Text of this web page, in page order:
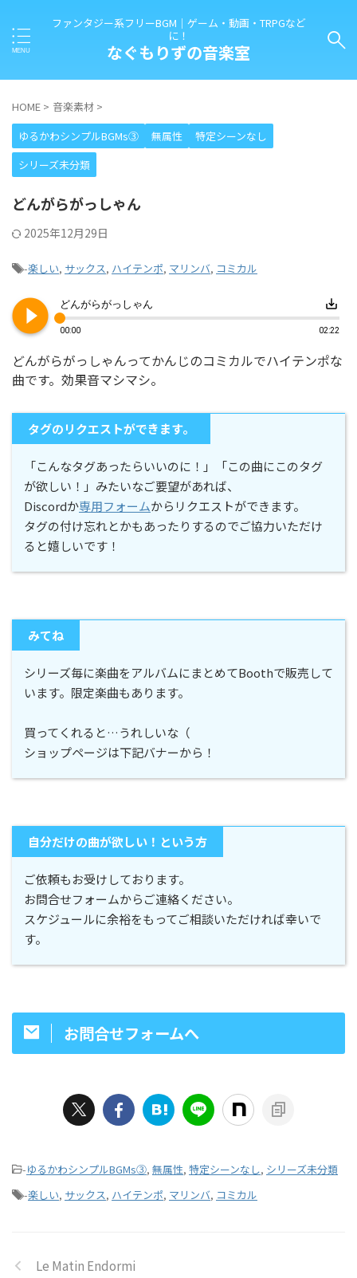
ファンタジー系フリーBGM｜ゲーム・動画・TRPGなど
に！
なぐもりずの音楽室
HOME > 音楽素材 >
ゆるかわシンプルBGMs③
無属性
特定シーンなし
シリーズ未分類
どんがらがっしゃん
2025年12月29日
-楽しい, サックス, ハイテンポ, マリンバ, コミカル
play_circle_filled どんがらがっしゃん save_alt
00:00 02:22
どんがらがっしゃんってかんじのコミカルでハイテンポな
曲です。効果音マシマシ。
タグのリクエストができます。
「こんなタグあったらいいのに！」「この曲にこのタグ
が欲しい！」みたいなご要望があれば、
Discordか専用フォームからリクエストができます。
タグの付け忘れとかもあったりするのでご協力いただけ
ると嬉しいです！
みてね
シリーズ毎に楽曲をアルバムにまとめてBoothで販売して
います。限定楽曲もあります。
買ってくれると…うれしいな（
ショップページは下記バナーから！
自分だけの曲が欲しい！という方
ご依頼もお受けしております。
お問合せフォームからご連絡ください。
スケジュールに余裕をもってご相談いただければ幸いで
す。
お問合せフォームへ
-ゆるかわシンプルBGMs③, 無属性, 特定シーンなし, シリーズ未分類
-楽しい, サックス, ハイテンポ, マリンバ, コミカル
Le Matin Endormi